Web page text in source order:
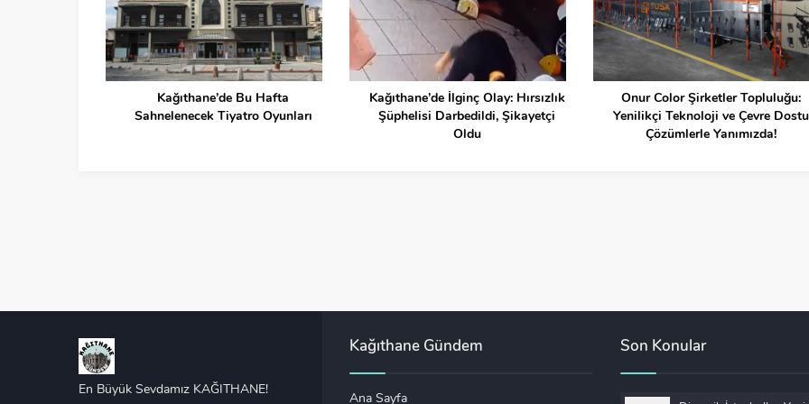
Kağıthane’de Bu Hafta
Sahnelenecek Tiyatro Oyunları
Kağıthane’de İlginç Olay: Hırsızlık
Şüphelisi Darbedildi, Şikayetçi
Oldu
Onur Color Şirketler Topluluğu:
Yenilikçi Teknoloji ve Çevre Dostu
Çözümlerle Yanımızda!
En Büyük Sevdamız KAĞITHANE!
Kağıthane Gündem
Ana Sayfa
Son Konular